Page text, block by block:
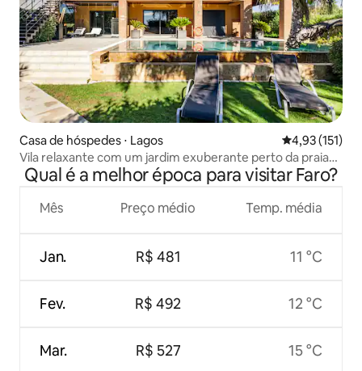
Casa de hóspedes ⋅ Lagos 4,93 de uma
4,93 (151)
Vila relaxante com um jardim exuberante perto da praia
de Porto de Mós
Qual é a melhor época para visitar Faro?
Mês
Jan.
Fev.
Mar.
Preço médio
R$ 481
R$ 492
R$ 527
Temp. média
11 °C
12 °C
15 °C